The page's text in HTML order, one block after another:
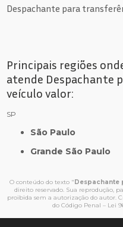
Despachante para
Principais regiões
atende Despachante
veículo valor:
SP
São Paulo
Grande São Paulo
O conteúdo do texto "Despachante
direito reservado. Sua reprodução,
proibida sem a autorização do autor.
do Código Penal – Lei